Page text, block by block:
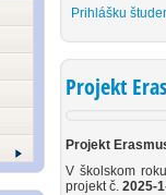
Prihlášku
Projekt
Projekt
V školskom
projekt č. 2025-